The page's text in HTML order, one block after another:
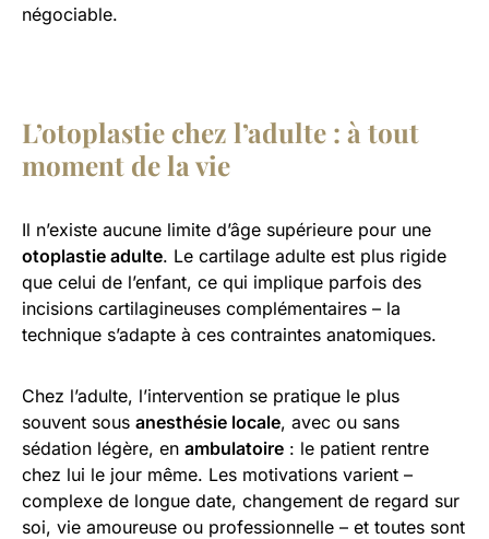
négociable.
L’otoplastie chez l’adulte : à tout
moment de la vie
Il n’existe aucune limite d’âge supérieure pour une
otoplastie adulte. Le cartilage adulte est plus rigide
que celui de l’enfant, ce qui implique parfois des
incisions cartilagineuses complémentaires – la
technique s’adapte à ces contraintes anatomiques.
Chez l’adulte, l’intervention se pratique le plus
souvent sous anesthésie locale, avec ou sans
sédation légère, en ambulatoire : le patient rentre
chez lui le jour même. Les motivations varient –
complexe de longue date, changement de regard sur
soi, vie amoureuse ou professionnelle – et toutes sont